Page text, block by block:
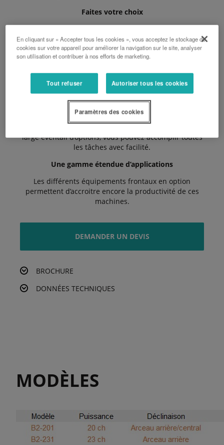
Faites votre choix
mécanique et un réducteur HST facile à utiliser.
Un travail concentré
La cabine confortable de la B2 permet d’exploiter
pleinement et à tout moment le potentiel de
performance exceptionnel de la machine.
Des performances impressionnantes
Grâce à un système hydraulique puissant et à un
large éventail d’options, vous pouvez accomplir toutes
les tâches avec facilité.
Une gamme étendue d’applications
Les différents équipements frontaux en option
permettent d’accroitre encore la productivité de ces
machines.
DEMANDER UN DEVIS
BROCHURE
DONNÉES TECHNIQUES
MODÈLES
En cliquant sur « Accepter tous les cookies », vous acceptez le stockage de
cookies sur votre appareil pour améliorer la navigation sur le site, analyser
son utilisation et contribuer à nos efforts de marketing.
Tout refuser Autoriser tous les cookies
Paramètres des cookies